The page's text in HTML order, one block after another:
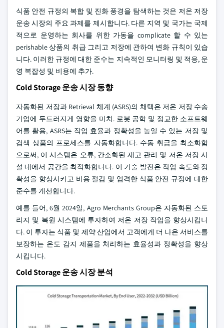
식품 안전 규정의 복합 및 진화 풍경을 탐색하는 것은 저온 저장
운송 시장의 주요 과제를 제시합니다. 다른 지역 및 국가는 국제
적으로 운영하는 회사를 위한 가동을 complicate 할 수 있는
perishable 상품의 취급 그리고 저장에 관하여 변화 규칙이 있습
니다. 이러한 규정에 대한 준수는 지속적인 모니터링 및 적응, 운
영 복잡성 및 비용에 추가.
Cold Storage 운송 시장 동향
자동화된 저장과 Retrieval 체계 (ASRS)의 채택은 저온 저장 수송
기업에 두드러지게 영향을 미치. 로봇 공학 및 정교한 소프트웨
어를 활용, ASRS는 작업 효율과 정확성을 높일 수 있는 저장 및
검색 상품의 프로세스를 자동화합니다. 수동 취급을 최소화함
으로써, 이 시스템은 오류, 간소화된 재고 관리 및 저온 저장 시
설 내에서 공간을 최적화합니다. 이 기술 발전은 작업 속도와 정
확성을 향상시키고 비용 절감 및 엄격한 식품 안전 규정에 대한
준수를 개선합니다.
예를 들어, 6월 2024일, Agro Merchants Group은 자동화된 스토
리지 및 복원 시스템에 투자하여 저온 저장 작업을 향상시킵니
다. 이 투자는 식품 및 제약 산업에서 고객에게 더 나은 서비스를
보장하는 온도 감지 제품을 처리하는 효율성과 정확성을 향상
시킵니다.
Cold Storage 운송 시장 분석